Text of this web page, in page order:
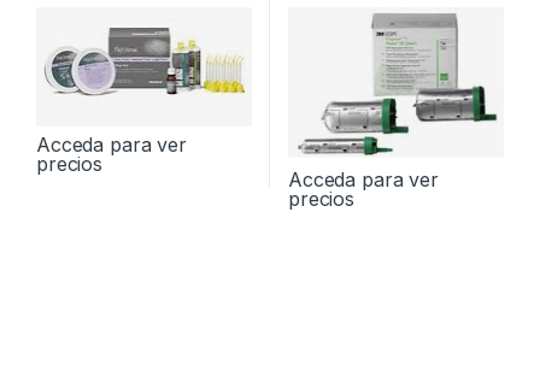
Acceda para ver
precios
Acceda para ver
precios